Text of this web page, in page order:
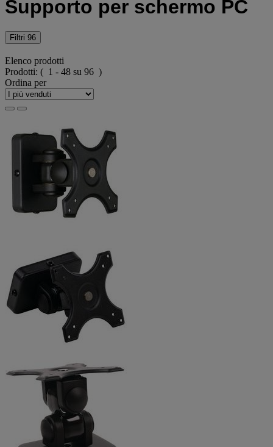
Supporto per schermo PC
Filtri 96
Elenco prodotti
Prodotti: ( 1 - 48 su 96 )
Ordina per